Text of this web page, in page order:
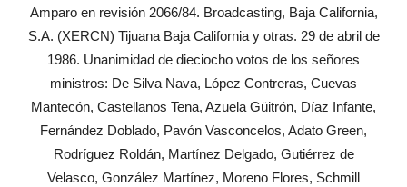
Amparo en revisión 2066/84. Broadcasting, Baja California,
S.A. (XERCN) Tijuana Baja California y otras. 29 de abril de
1986. Unanimidad de dieciocho votos de los señores
ministros: De Silva Nava, López Contreras, Cuevas
Mantecón, Castellanos Tena, Azuela Güitrón, Díaz Infante,
Fernández Doblado, Pavón Vasconcelos, Adato Green,
Rodríguez Roldán, Martínez Delgado, Gutiérrez de
Velasco, González Martínez, Moreno Flores, Schmill